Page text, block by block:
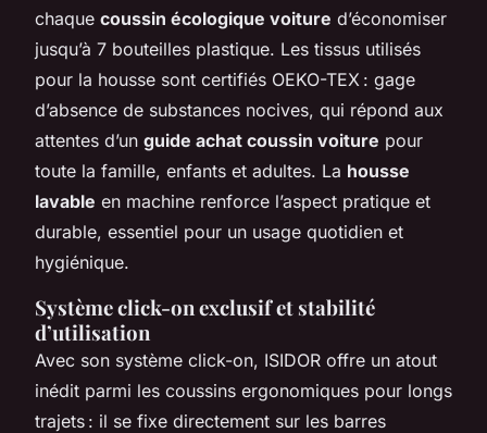
chaque coussin écologique voiture d’économiser
jusqu’à 7 bouteilles plastique. Les tissus utilisés
pour la housse sont certifiés OEKO-TEX : gage
d’absence de substances nocives, qui répond aux
attentes d’un guide achat coussin voiture pour
toute la famille, enfants et adultes. La housse
lavable en machine renforce l’aspect pratique et
durable, essentiel pour un usage quotidien et
hygiénique.
Système click-on exclusif et stabilité
d’utilisation
Avec son système click-on, ISIDOR offre un atout
inédit parmi les coussins ergonomiques pour longs
trajets : il se fixe directement sur les barres